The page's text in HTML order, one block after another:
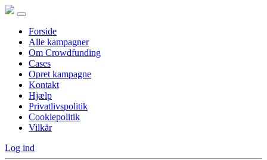
Forside
Alle kampagner
Om Crowdfunding
Cases
Opret kampagne
Kontakt
Hjælp
Privatlivspolitik
Cookiepolitik
Vilkår
Log ind